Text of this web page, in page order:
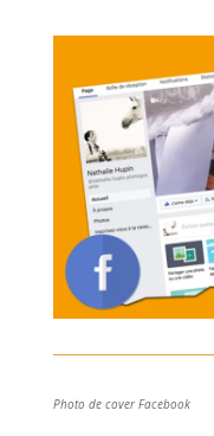
Photo de cover Facebook